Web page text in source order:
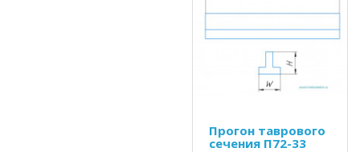
Прогон таврового
сечения П72-33